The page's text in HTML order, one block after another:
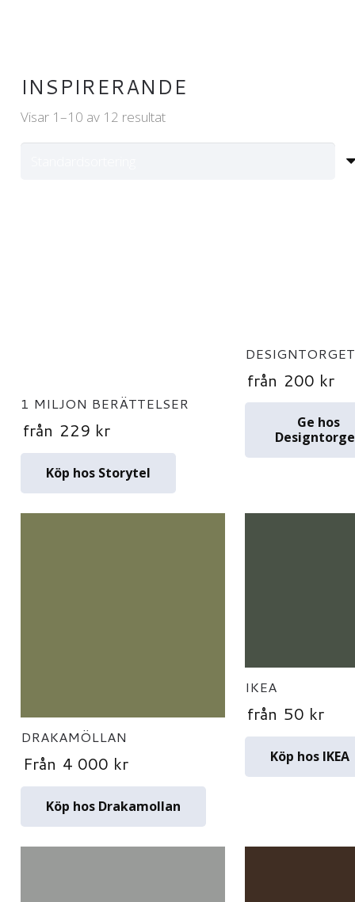
INSPIRERANDE
Visar 1–10 av 12 resultat
1 MILJON BERÄTTELSER
från 229 kr
Köp hos Storytel
DESIGNTORGET
från 200 kr
Ge hos
DRAKAMÖLLAN
Från 4 000 kr
Köp hos Drakamollan
IKEA
från 50 kr
Köp hos IKEA